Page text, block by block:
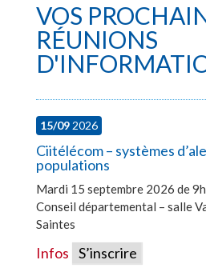
VOS
RÉUNIONS
15/092026
Ciitélécom – systèmes
populations
Mardi 15 septembre 2026 de
Conseil départemental – salle
Saintes
Infos S’inscrire